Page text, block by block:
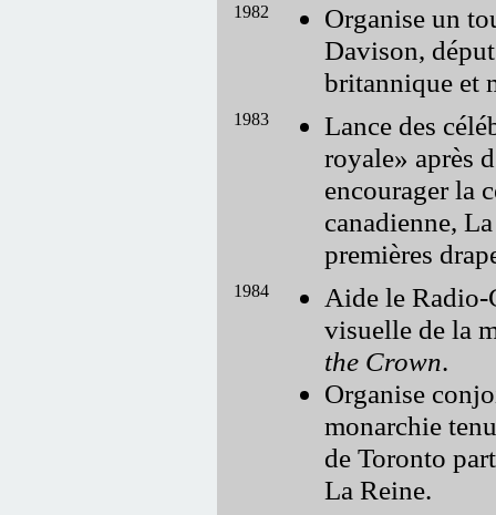
1982
Organise un
Davison,
britannique et
1983
Lance des
royale
après
encourager la
canadienne,
premières
1984
Aide le Radio-
visuelle de la
the Crown.
Organise
monarchie
de Toronto
La Reine.